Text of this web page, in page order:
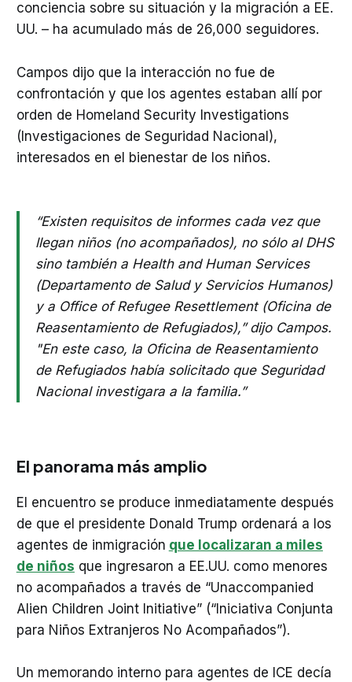
conciencia sobre su situación y la migración a EE.
UU. – ha acumulado más de 26,000 seguidores.
Campos dijo que la interacción no fue de
confrontación y que los agentes estaban allí por
orden de Homeland Security Investigations
(Investigaciones de Seguridad Nacional),
interesados ​​en el bienestar de los niños.
“Existen requisitos de informes cada vez que
llegan niños (no acompañados), no sólo al DHS
sino también a Health and Human Services
(Departamento de Salud y Servicios Humanos)
y a Office of Refugee Resettlement (Oficina de
Reasentamiento de Refugiados),” dijo Campos.
"En este caso, la Oficina de Reasentamiento
de Refugiados había solicitado que Seguridad
Nacional investigara a la familia.”
El panorama más amplio
El encuentro se produce inmediatamente después
de que el presidente Donald Trump ordenará a los
agentes de inmigración que localizaran a miles
de niños que ingresaron a EE.UU. como menores
no acompañados a través de “Unaccompanied
Alien Children Joint Initiative” (“Iniciativa Conjunta
para Niños Extranjeros No Acompañados”).
Un memorando interno para agentes de ICE decía